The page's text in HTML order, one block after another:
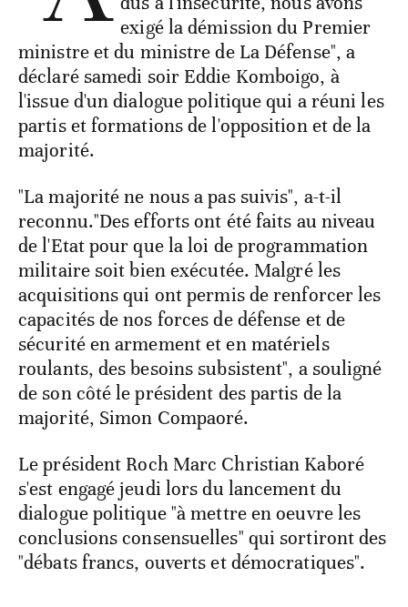
exigé la démission du Premier
ministre et du ministre de La Défense", a
déclaré samedi soir Eddie Komboigo, à
l'issue d'un dialogue politique qui a réuni les
partis et formations de l'opposition et de la
majorité.
"La majorité ne nous a pas suivis", a-t-il
reconnu."Des efforts ont été faits au niveau
de l'Etat pour que la loi de programmation
militaire soit bien exécutée. Malgré les
acquisitions qui ont permis de renforcer les
capacités de nos forces de défense et de
sécurité en armement et en matériels
roulants, des besoins subsistent", a souligné
de son côté le président des partis de la
majorité, Simon Compaoré.
Le président Roch Marc Christian Kaboré
s'est engagé jeudi lors du lancement du
dialogue politique "à mettre en oeuvre les
conclusions consensuelles" qui sortiront des
"débats francs, ouverts et démocratiques".